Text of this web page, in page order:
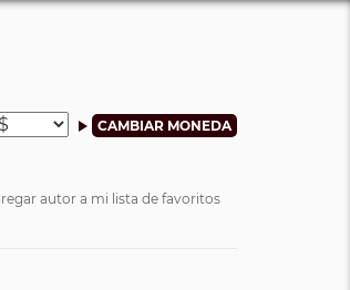
autor a mi lista de favoritos